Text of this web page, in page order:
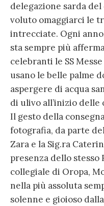
delegazione sarda
voluto omaggiarci le
intrecciate. Ogni
sta sempre più
celebranti le SS
usano le belle palme
aspergere di acqua
di ulivo all’inizio delle
Il gesto della
fotografia, da parte
Zara e la Sig.ra
presenza dello
collegiale di Oropa,
nella più assoluta
solenne e gioioso